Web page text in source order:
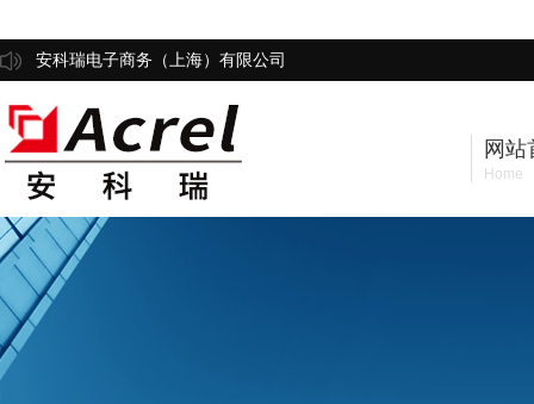
安科瑞电子商务（上海）有限公司
网站
Home